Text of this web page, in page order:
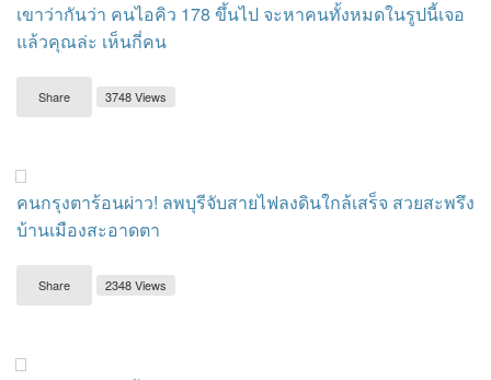
เขาว่ากันว่า คนไอคิว 178 ขึ้นไป จะหาคนทั้งหมดในรูปนี้เจอ
แล้วคุณล่ะ เห็นกี่คน
Share 3748 Views
คนกรุงตาร้อนผ่าว! ลพบุรีจับสายไฟลงดินใกล้เสร็จ สวยสะพรึง
บ้านเมืองสะอาดตา
Share 2348 Views